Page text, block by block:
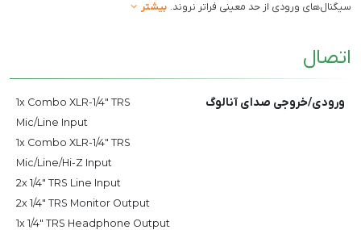
سیگنال‌های ورودی از حد معینی فراتر نروند. بیشتر
اتصال
ورودی/خروجی صدای آنالوگ
1x Combo XLR-1/4" TRS
Mic/Line Input
1x Combo XLR-1/4" TRS
Mic/Line/Hi-Z Input
2x 1/4" TRS Line Input
2x 1/4" TRS Monitor Output
1x 1/4" TRS Headphone Output